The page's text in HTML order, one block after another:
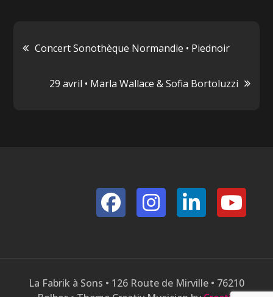
Navigation
de
Concert Sonothèque Normandie • Piednoir
29 avril • Marla Wallace & Sofia Bortoluzzi
La Fabrik à Sons • 126 Route de Mirville • 76210